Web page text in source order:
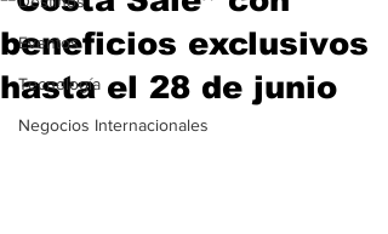
Eventos
Tecnología
Negocios Internacionales
beneficios exclusivos
hasta el 28 de junio